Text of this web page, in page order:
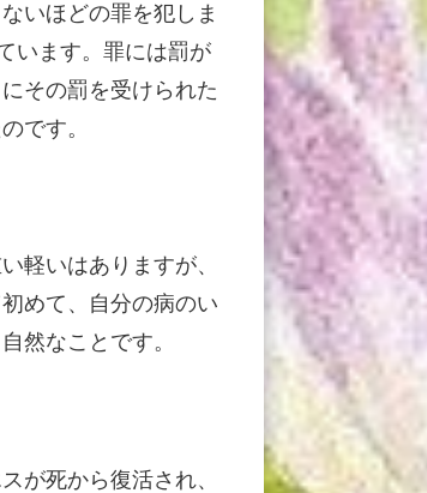
いほどの罪を犯しま
います。罪には罰が
その罰を受けられた
です。
軽いはありますが、
めて、自分の病のい
然なことです。
が死から復活され、